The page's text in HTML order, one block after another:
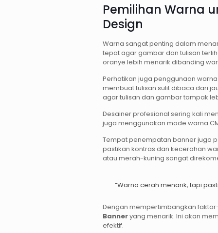
Pemilihan Warna
Design
Warna sangat penting dalam
tepat agar gambar dan tulisan
oranye lebih menarik dibanding
Perhatikan juga penggunaan
membuat tulisan sulit dibaca dari
agar tulisan dan gambar tampak
Desainer profesional sering kali
juga menggunakan mode warna
Tempat penempatan banner juga
pastikan kontras dan kecerahan
atau merah-kuning sangat
“Warna cerah menarik, tapi
Dengan mempertimbangkan
Banneryang menarik. Ini akan
efektif.